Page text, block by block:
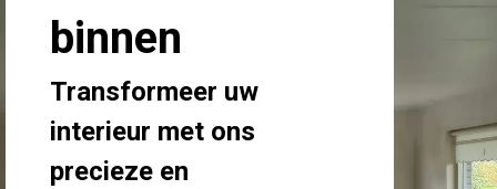
binnen
Transformeer uw
interieur met ons
precieze en